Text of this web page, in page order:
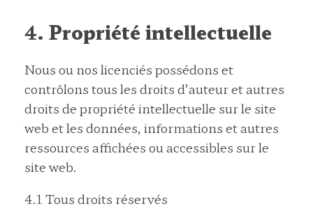
4. Propriété intellectuelle
Nous ou nos licenciés possédons et
contrôlons tous les droits d’auteur et autres
droits de propriété intellectuelle sur le site
web et les données, informations et autres
ressources affichées ou accessibles sur le
site web.
4.1 Tous droits réservés